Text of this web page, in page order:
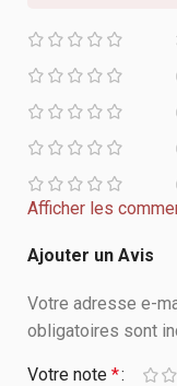
Afficher les
Ajouter un Avis
Votre adresse e-
obligatoires sont
Votre note *